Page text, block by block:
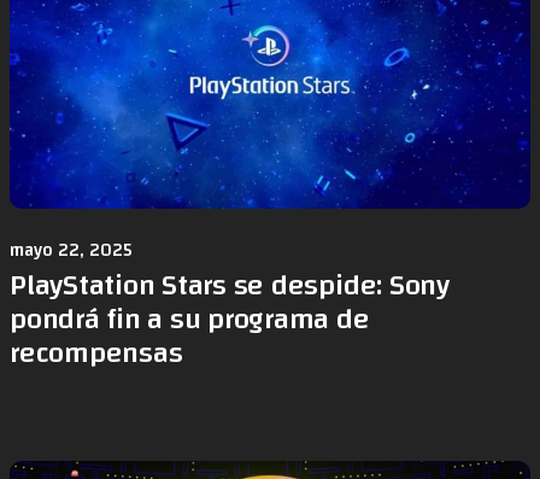
mayo 22, 2025
PlayStation Stars se despide: Sony
pondrá fin a su programa de
recompensas